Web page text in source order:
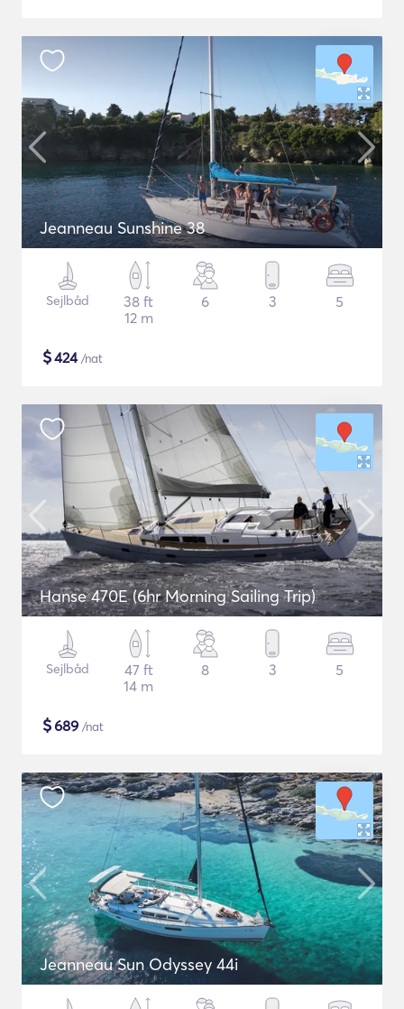
Jeanneau Sunshine 38
Sejlbåd
38 ft
12 m
6 3 5
$424/nat
Hanse 470E (6hr Morning Sailing Trip)
Sejlbåd
47 ft
14 m
8 3 5
$689 /nat
Jeanneau Sun Odyssey 44i